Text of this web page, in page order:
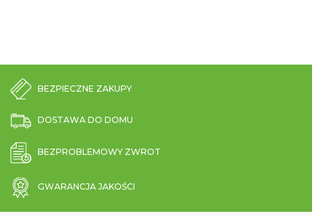
BEZPIECZNE ZAKUPY
DOSTAWA DO DOMU
BEZPROBLEMOWY ZWROT
GWARANCJA JAKOŚCI